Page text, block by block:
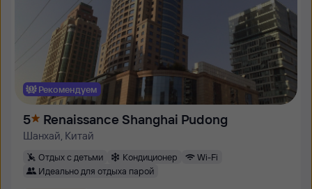
Рекомендуем
5 Renaissance Shanghai Pudong
Шанхай, Китай
Отдых с детьми Кондиционер
Wi-Fi
Идеально для отдыха парой